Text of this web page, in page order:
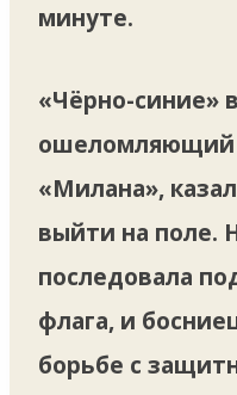
минуте.
«Чёрно-синие»
ошеломляющий
«Милана»,
выйти на поле.
последовала
флага, и
борьбе с